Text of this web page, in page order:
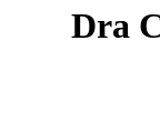
Dra